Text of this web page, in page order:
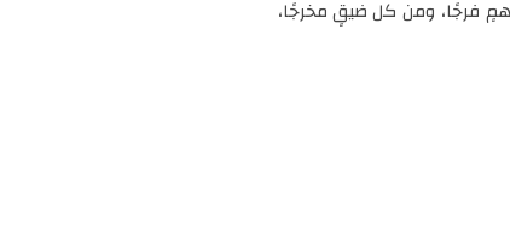
همٍ فرجًا، ومن كل ضيقٍ مخرجًا،